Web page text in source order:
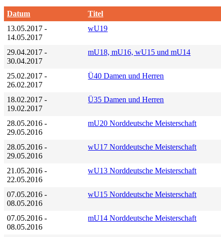
Datum
Titel
13.05.2017 -
14.05.2017
wU19
29.04.2017 -
30.04.2017
mU18, mU16, wU15 und mU14
25.02.2017 -
26.02.2017
Ü40 Damen und Herren
18.02.2017 -
19.02.2017
Ü35 Damen und Herren
28.05.2016 -
29.05.2016
mU20 Norddeutsche Meisterschaft
28.05.2016 -
29.05.2016
wU17 Norddeutsche Meisterschaft
21.05.2016 -
22.05.2016
wU13 Norddeutsche Meisterschaft
07.05.2016 -
08.05.2016
wU15 Norddeutsche Meisterschaft
07.05.2016 -
08.05.2016
mU14 Norddeutsche Meisterschaft